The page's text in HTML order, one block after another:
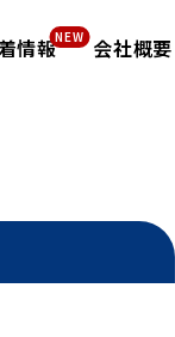
情報 会社概要